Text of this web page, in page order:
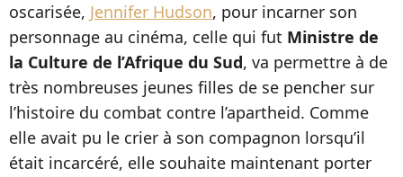
oscarisée, Jennifer Hudson, pour incarner son
personnage au cinéma, celle qui fut Ministre de
la Culture de l’Afrique du Sud, va permettre à de
très nombreuses jeunes filles de se pencher sur
l’histoire du combat contre l’apartheid. Comme
elle avait pu le crier à son compagnon lorsqu’il
était incarcéré, elle souhaite maintenant porter